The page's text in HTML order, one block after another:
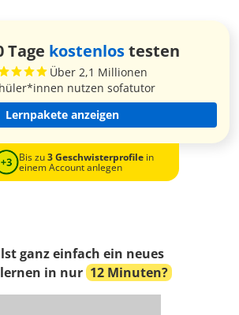
Tage kostenlostesten
Über 2,1 Millionen
nutzen sofatutor
Lernpakete anzeigen
Bis zu3 Geschwisterprofilein
einem Account anlegen
ganz einfach ein neues
in nur 12 Minuten?